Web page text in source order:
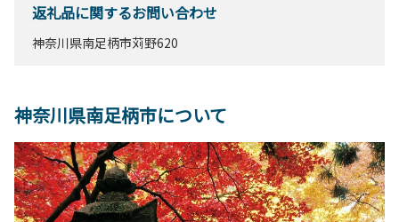
返礼品に関するお問い合わせ
神奈川県南足柄市苅野620
神奈川県南足柄市について